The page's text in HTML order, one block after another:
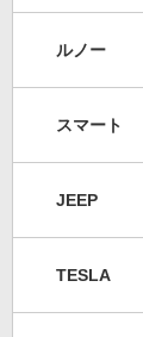
ルノー
スマート
JEEP
TESLA